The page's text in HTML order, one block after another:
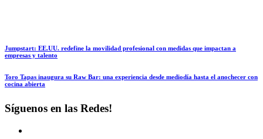
Jumpstart: EE.UU. redefine la movilidad profesional con medidas que impactan a
empresas y talento
Toro Tapas inaugura su Raw Bar: una experiencia desde mediodía hasta el anochecer con
cocina abierta
Síguenos en las Redes!